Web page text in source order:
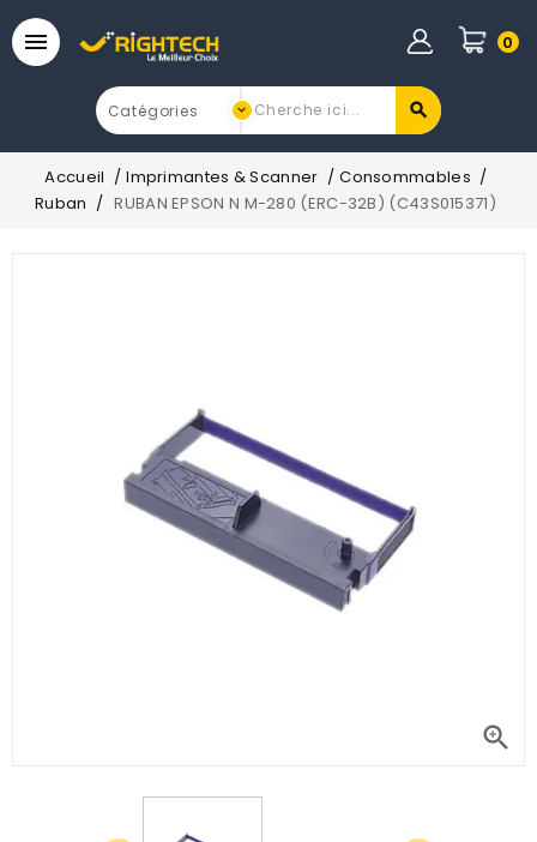
 0
Accueil Imprimantes & Scanner
Consommables
Ruban
RUBAN EPSON N M-280 (ERC-32B) (C43S015371)
